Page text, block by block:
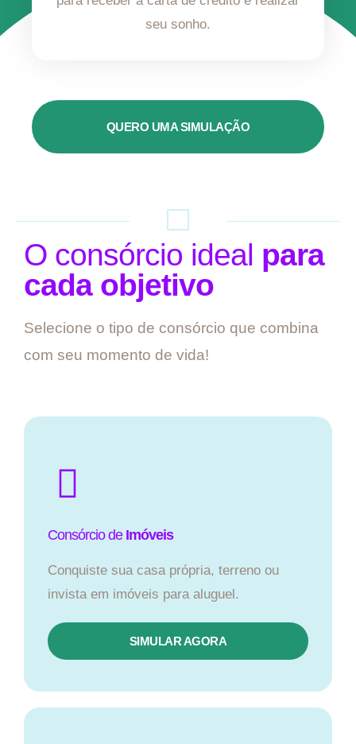
seu sonho.
QUERO UMA SIMULAÇÃO
O consórcio ideal para
cada objetivo
Selecione o tipo de consórcio que combina
com seu momento de vida!
Consórcio de Imóveis
Conquiste sua casa própria, terreno ou
invista em imóveis para aluguel.
SIMULAR AGORA​